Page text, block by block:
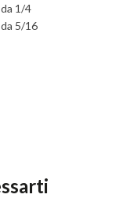
1/4
5/16